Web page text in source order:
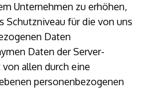
Unternehmen zu erhöhen,
für die von uns
Daten
Daten der Server-
allen durch eine
personenbezogenen